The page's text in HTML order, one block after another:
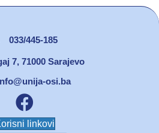
033/445-185
7, 71000 Sarajevo
osi.ba
Facebook unija osi
linkovi